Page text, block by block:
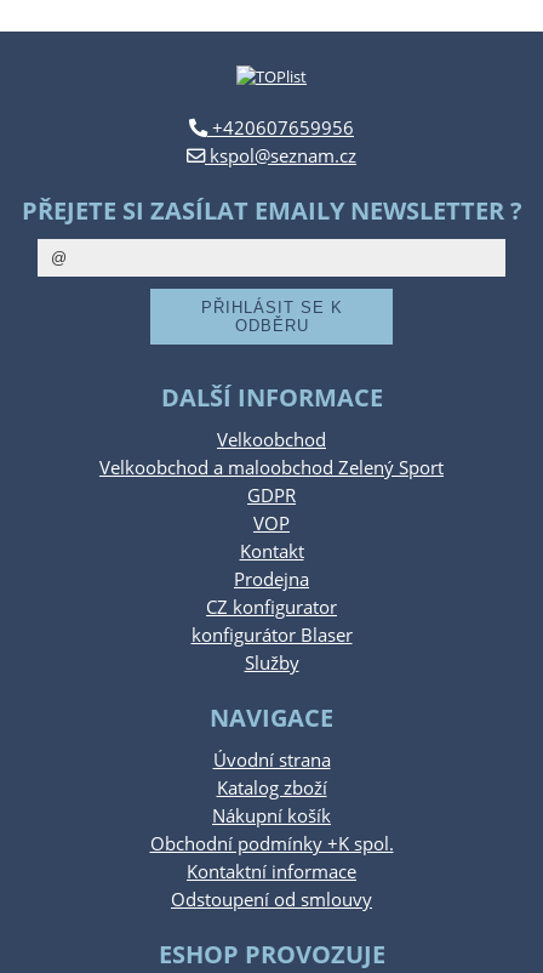
+420607659956
kspol@seznam.cz
PŘEJETE SI ZASÍLAT EMAILY NEWSLETTER ?
DALŠÍ INFORMACE
Velkoobchod
Velkoobchod a maloobchod Zelený Sport
GDPR
VOP
Kontakt
Prodejna
CZ konfigurator
konfigurátor Blaser
Služby
NAVIGACE
Úvodní strana
Katalog zboží
Nákupní košík
Obchodní podmínky +K spol.
Kontaktní informace
Odstoupení od smlouvy
ESHOP PROVOZUJE